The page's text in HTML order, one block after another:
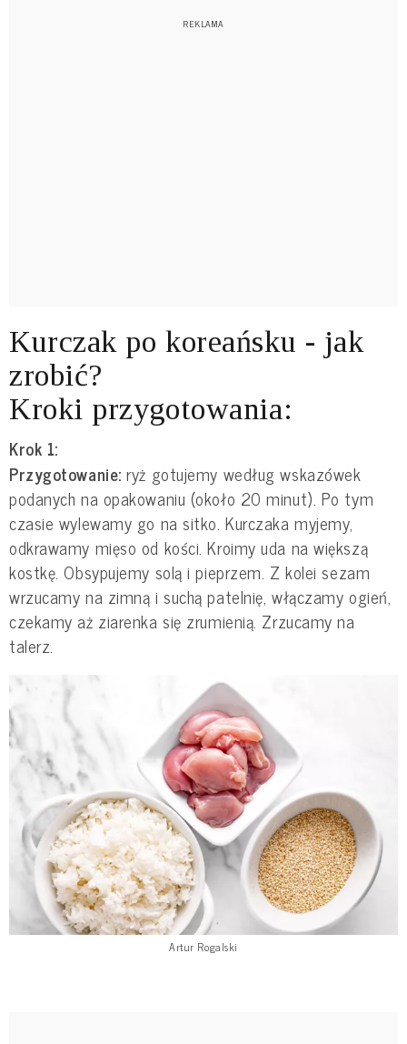
Kurczak po koreańsku - jak
zrobić?
Kroki przygotowania:
Krok 1:
Przygotowanie: ryż gotujemy według wskazówek
podanych na opakowaniu (około 20 minut). Po tym
czasie wylewamy go na sitko. Kurczaka myjemy,
odkrawamy mięso od kości. Kroimy uda na większą
kostkę. Obsypujemy solą i pieprzem. Z kolei sezam
wrzucamy na zimną i suchą patelnię, włączamy ogień,
czekamy aż ziarenka się zrumienią. Zrzucamy na
talerz.
Artur Rogalski